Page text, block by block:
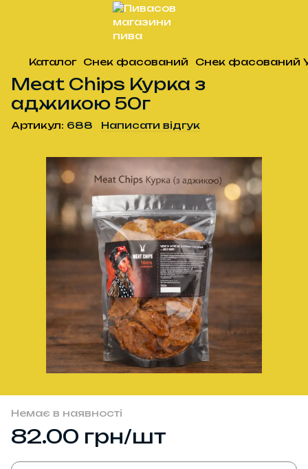
Каталог Снек фасований Снек фасований
Meat Chips Курка з
аджикою 50г
Артикул: 688 Написати відгук
Немає в наявності
82.00 грн/шт